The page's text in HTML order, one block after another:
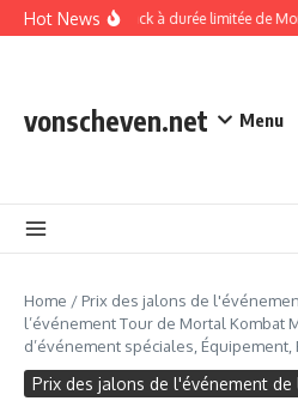
Skip to content
Hot News
Offres de pack à durée limitée de
vonscheven.net Menu
Home / Prix des jalons de
l’événement Tour de Mortal Kombat
d’événement spéciales, Équipement,
Prix des jalons de l'événement